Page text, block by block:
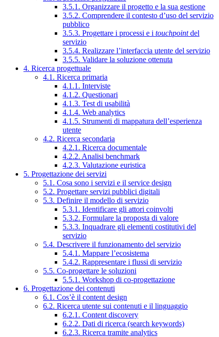
3.5.1. Organizzare il progetto e la sua gestione
3.5.2. Comprendere il contesto d’uso del servizio
pubblico
3.5.3. Progettare i processi e i touchpointdel
servizio
3.5.4. Realizzare l’interfaccia utente del servizio
3.5.5. Validare la soluzione ottenuta
4. Ricerca progettuale
4.1. Ricerca primaria
4.1.1. Interviste
4.1.2. Questionari
4.1.3. Test di usabilità
4.1.4. Web analytics
4.1.5. Strumenti di mappatura dell’esperienza
utente
4.2. Ricerca secondaria
4.2.1. Ricerca documentale
4.2.2. Analisi benchmark
4.2.3. Valutazione euristica
5. Progettazione dei servizi
5.1. Cosa sono i servizi e il service design
5.2. Progettare servizi pubblici digitali
5.3. Definire il modello di servizio
5.3.1. Identificare gli attori coinvolti
5.3.2. Formulare la proposta di valore
5.3.3. Inquadrare gli elementi costitutivi del
servizio
5.4. Descrivere il funzionamento del servizio
5.4.1. Mappare l’ecosistema
5.4.2. Rappresentare i flussi di servizio
5.5. Co-progettare le soluzioni
5.5.1. Workshop di co-progettazione
6. Progettazione dei contenuti
6.1. Cos’è il content design
6.2. Ricerca utente sui contenuti e il linguaggio
6.2.1. Content discovery
6.2.2. Dati di ricerca (search keywords)
6.2.3. Ricerca tramite analytics